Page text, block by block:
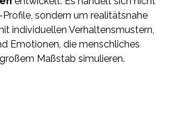
sondern um realitätsnahe
individuellen Verhaltensmustern,
Emotionen, die menschliches
Maßstab simulieren.